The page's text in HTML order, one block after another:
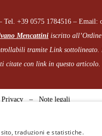
+39 0575 1784516 – Email:
Mencattini iscritto
tramite Link sottolineato.
citate con link in questo articolo.
Privacy – Note legali
traduzioni e statistiche.